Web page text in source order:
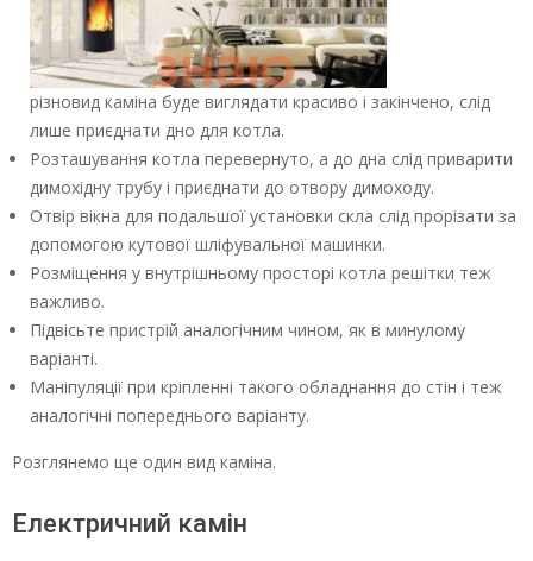
різновид каміна буде виглядати красиво і закінчено, слід
лише приєднати дно для котла.
Розташування котла перевернуто, а до дна слід приварити
димохідну трубу і приєднати до отвору димоходу.
Отвір вікна для подальшої установки скла слід прорізати за
допомогою кутової шліфувальної машинки.
Розміщення у внутрішньому просторі котла решітки теж
важливо.
Підвісьте пристрій аналогічним чином, як в минулому
варіанті.
Маніпуляції при кріпленні такого обладнання до стін і теж
аналогічні попереднього варіанту.
Розглянемо ще один вид каміна.
Електричний камін